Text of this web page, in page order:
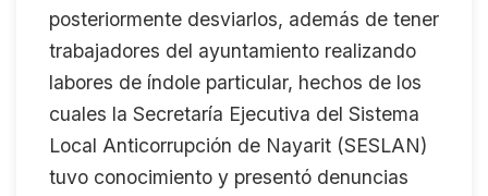
posteriormente desviarlos, además de tener
trabajadores del ayuntamiento realizando
labores de índole particular, hechos de los
cuales la Secretaría Ejecutiva del Sistema
Local Anticorrupción de Nayarit (SESLAN)
tuvo conocimiento y presentó denuncias